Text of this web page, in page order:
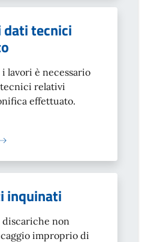
tecnici
lavori è necessario
relativi
effettuato.
inquinati
discariche non
improprio di